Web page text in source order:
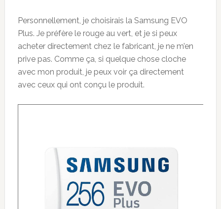
Personnellement, je choisirais la Samsung EVO
Plus. Je préfère le rouge au vert, et je si peux
acheter directement chez le fabricant, je ne m’en
prive pas. Comme ça, si quelque chose cloche
avec mon produit, je peux voir ça directement
avec ceux qui ont conçu le produit.